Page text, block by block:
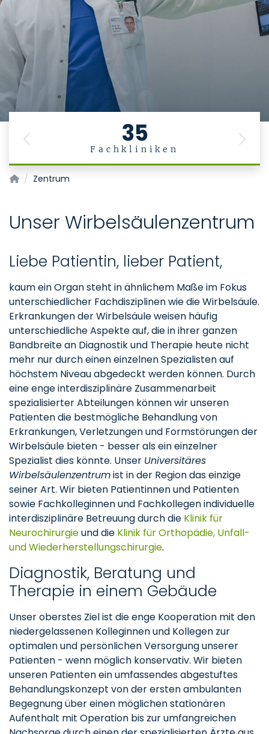
35
Fachkliniken
Previous Next
Wirbelsäulenzentrum
Zentrum
Unser Wirbelsäulenzentrum
Liebe Patientin, lieber Patient,
kaum ein Organ steht in ähnlichem Maße im Fokus
unterschiedlicher Fachdisziplinen wie die Wirbelsäule.
Erkrankungen der Wirbelsäule weisen häufig
unterschiedliche Aspekte auf, die in ihrer ganzen
Bandbreite an Diagnostik und Therapie heute nicht
mehr nur durch einen einzelnen Spezialisten auf
höchstem Niveau abgedeckt werden können. Durch
eine enge interdisziplinäre Zusammenarbeit
spezialisierter Abteilungen können wir unseren
Patienten die bestmögliche Behandlung von
Erkrankungen, Verletzungen und Formstörungen der
Wirbelsäule bieten - besser als ein einzelner
Spezialist dies könnte. Unser Universitäres
Wirbelsäulenzentrumist in der Region das einzige
seiner Art. Wir bieten Patientinnen und Patienten
sowie Fachkolleginnen und Fachkollegen individuelle
interdisziplinäre Betreuung durch die Klinik für
Neurochirurgieund die Klinik für Orthopädie, Unfall-
und Wiederherstellungschirurgie.
Diagnostik, Beratung und
Therapie in einem Gebäude
Unser oberstes Ziel ist die enge Kooperation mit den
niedergelassenen Kolleginnen und Kollegen zur
optimalen und persönlichen Versorgung unserer
Patienten - wenn möglich konservativ. Wir bieten
unseren Patienten ein umfassendes abgestuftes
Behandlungskonzept von der ersten ambulanten
Begegnung über einen möglichen stationären
Aufenthalt mit Operation bis zur umfangreichen